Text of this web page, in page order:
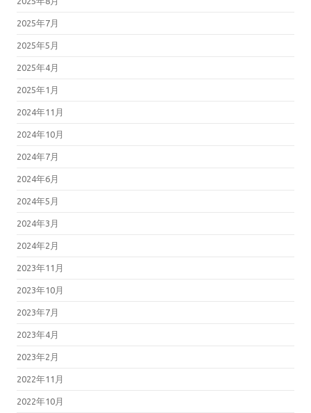
2025年7月
2025年5月
2025年4月
2025年1月
2024年11月
2024年10月
2024年7月
2024年6月
2024年5月
2024年3月
2024年2月
2023年11月
2023年10月
2023年7月
2023年4月
2023年2月
2022年11月
2022年10月